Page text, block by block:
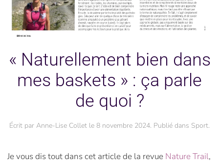
« Naturellement bien dans
mes baskets » : ça parle
de quoi ?
Écrit par Anne-Lise Collet le 8 novembre 2024. Publié dans Sport.
Je vous dis tout dans cet article de la revue Nature Trail,